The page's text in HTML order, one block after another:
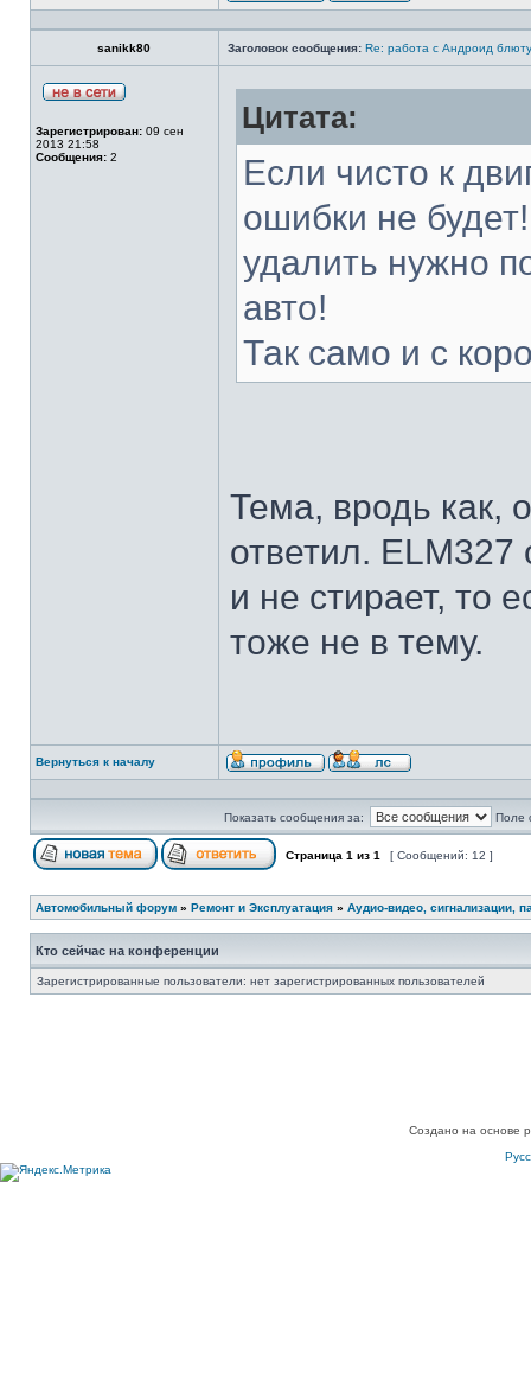
sanikk80 Заголовок сообщения: Re: работа с Андроид
Зарегистрирован: 09 сен
2013 21:58
Сообщения: 2
Цитата:
Если чисто к
ошибки не
удалить нужно
авто!
Так само и с
Тема, вродь как,
ответил.
и не стирает, то
тоже не в тему.
Вернуться к началу
Показать сообщения за: Поле
Страница 1 из 1 [ Сообщений: 12 ]
Автомобильный форум » Ремонт и Эксплуатация » Аудио-видео, сигнализации,
Кто сейчас на конференции
Зарегистрированные пользователи: нет зарегистрированных пользователей
Создано на основе